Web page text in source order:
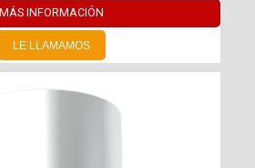
MÁS INFORMACIÓN
LE LLAMAMOS